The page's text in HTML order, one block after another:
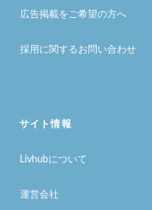
広告掲載をご希望の方へ
採用に関するお問い合わせ
サイト情報
Livhubについて
運営会社